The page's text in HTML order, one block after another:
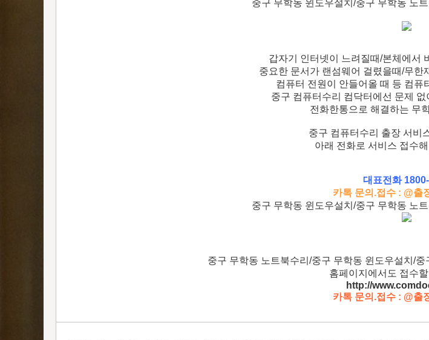
중구 무학동 윈도우설치/중구 무학동 노
갑자기 인터넷이 느려질때/본체에서
중요한 문서가 랜섬웨어 걸렸을때/무한
컴퓨터 전원이 안들어올 때 등 컴퓨
중구 컴퓨터수리 컴닥터에선 문제
전화한통으로 해결하는 무
중구 컴퓨터수리 출장 서비
아래 전화로 서비스 접수
대표전화
카톡 문의.접수 : @출
중구 무학동 윈도우설치/중구 무학동 노
중구 무학동 노트북수리/중구 무학동 윈도우설치/
홈페이지에서도 접수
http://
카톡 문의.접수 : @출